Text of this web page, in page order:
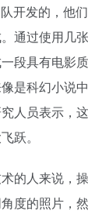
开发的，他
通过使用几
段具有电影
是科幻小说
人员表示，
跃。
的人来说，
度的照片，